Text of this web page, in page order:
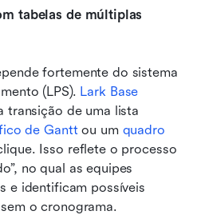
tabelas de múltiplas
fortemente do sistema
(LPS). Lark Base
transição de uma lista
de Gantt ou um quadro
Isso reflete o processo
no qual as equipes
e identificam possíveis
o cronograma.